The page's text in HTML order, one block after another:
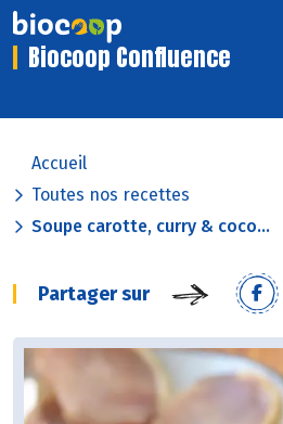
Biocoop Confluence
Accueil
Toutes nos recettes
Soupe carotte, curry & coco...
Partager sur